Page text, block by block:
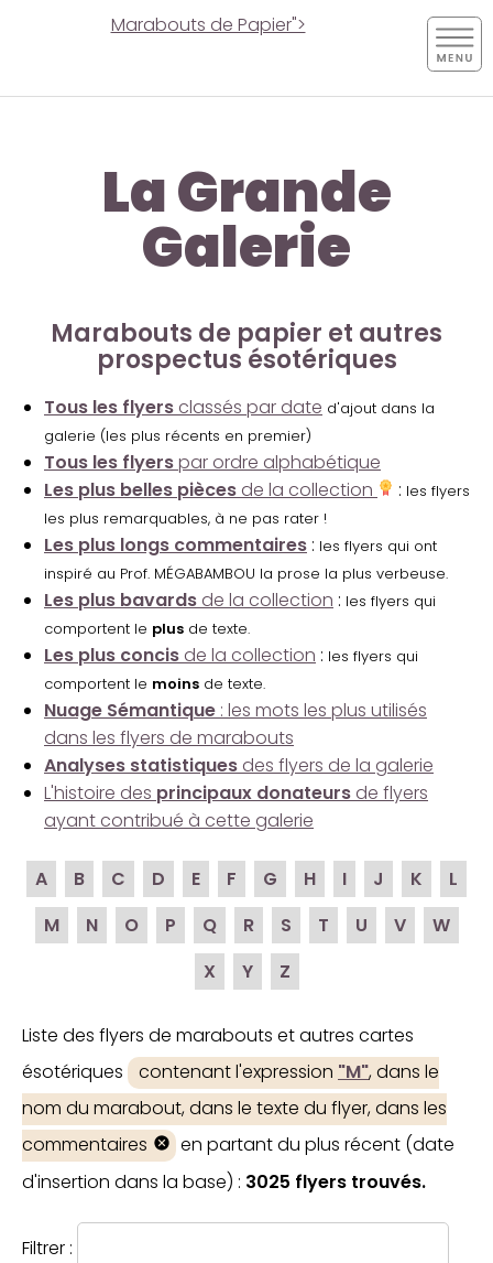
Marabouts de Papier">
La Grande
Galerie
Marabouts de papier et autres
prospectus ésotériques
Tous les flyers classés par date d'ajout dans la
galerie (les plus récents en premier)
Tous les flyerspar ordre alphabétique
Les plus belles pièces de la collection : les flyers
les plus remarquables, à ne pas rater !
Les plus longs commentaires : les flyers qui ont
inspiré au Prof. MÉGABAMBOU la prose la plus verbeuse.
Les plus bavards de la collection : les flyers qui
comportent le plus de texte.
Les plus concis de la collection : les flyers qui
comportent le moins de texte.
Nuage Sémantique : les mots les plus utilisés
dans les flyers de marabouts
Analyses statistiques des flyers de la galerie
L'histoire des principaux donateurs de flyers
ayant contribué à cette galerie
A B C D E F G H I J K
L
M
N O P Q R S T U V
W
X
Y Z
Liste des flyers de marabouts et autres cartes
ésotériques
contenant l'expression "M", dans le
nom du marabout, dans le texte du flyer, dans les
commentaires
en partant du plus récent (date
d'insertion dans la base) : 3025 flyers trouvés.
Filtrer :